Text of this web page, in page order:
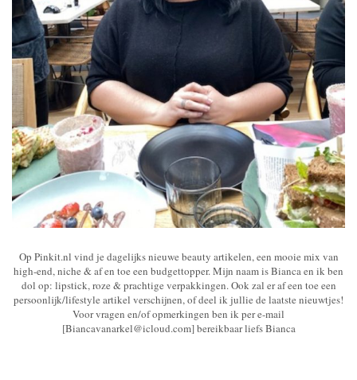
Op Pinkit.nl vind je dagelijks nieuwe beauty artikelen, een mooie mix van
high-end, niche & af en toe een budgettopper. Mijn naam is Bianca en ik ben
dol op: lipstick, roze & prachtige verpakkingen. Ook zal er af een toe een
persoonlijk/lifestyle artikel verschijnen, of deel ik jullie de laatste nieuwtjes!
Voor vragen en/of opmerkingen ben ik per e-mail
[Biancavanarkel@icloud.com] bereikbaar liefs Bianca